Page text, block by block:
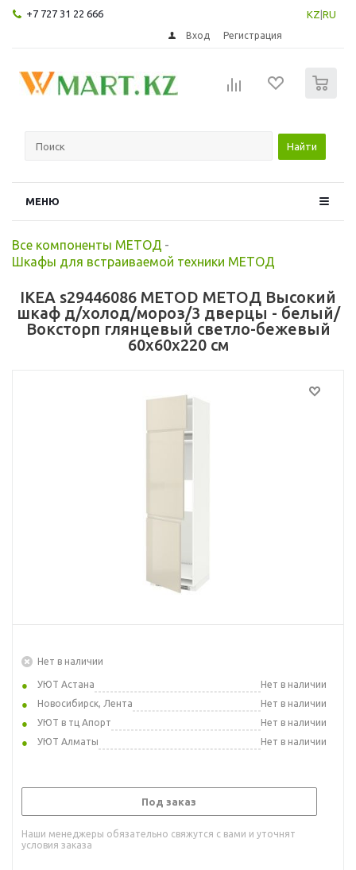
+7 727 31 22 666 KZ RU
Вход Регистрация
Найти
МЕНЮ
Все компоненты МЕТОД -
Шкафы для встраиваемой техники МЕТОД
IKEA s29446086 METOD МЕТОД Высокий
шкаф д/холод/мороз/3 дверцы - белый/
Воксторп глянцевый светло-бежевый
60x60x220 см
Нет в наличии
УЮТ Астана
Нет в наличии
Новосибирск, Лента
Нет в наличии
УЮТ в тц Апорт
Нет в наличии
УЮТ Алматы
Нет в наличии
Под заказ
Наши менеджеры обязательно свяжутся с вами и уточнят
условия заказа